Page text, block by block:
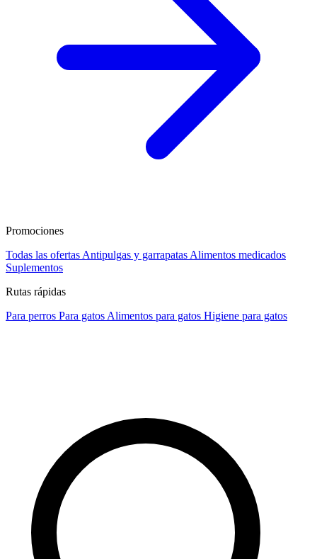
Promociones
Todas las ofertas Antipulgas y garrapatas Alimentos medicados
Suplementos
Rutas rápidas
Para perros Para gatos Alimentos para gatos Higiene para gatos